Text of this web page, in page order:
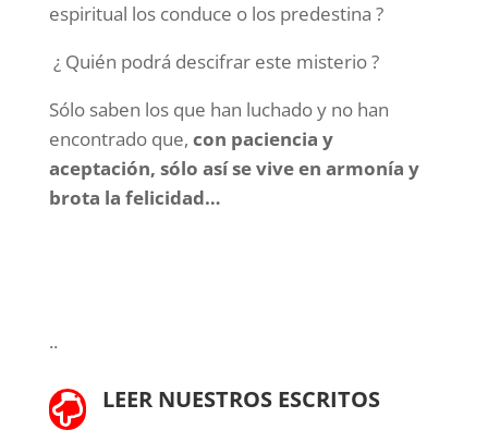
espiritual los conduce o los predestina ?
¿ Quién podrá descifrar este misterio ?
Sólo saben los que han luchado y no han
encontrado que, con paciencia y
aceptación, sólo así se vive en armonía y
brota la felicidad…
..
 LEER NUESTROS ESCRITOS